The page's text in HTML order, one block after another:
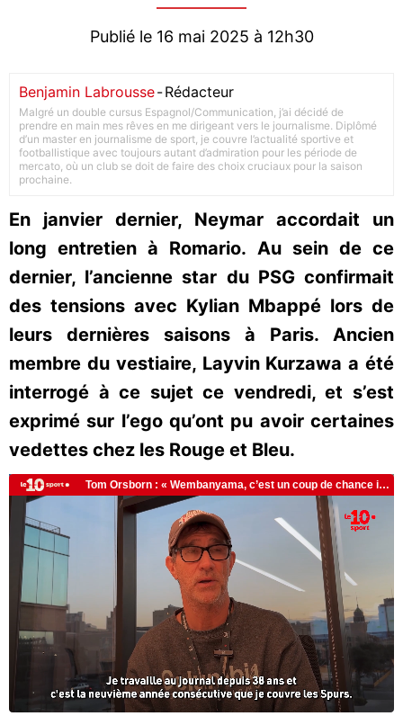
Publié le 16 mai 2025 à 12h30
Benjamin Labrousse-Rédacteur
Malgré un double cursus Espagnol/Communication, j’ai décidé de
prendre en main mes rêves en me dirigeant vers le journalisme. Diplômé
d’un master en journalisme de sport, je couvre l’actualité sportive et
footballistique avec toujours autant d’admiration pour les période de
mercato, où un club se doit de faire des choix cruciaux pour la saison
prochaine.
En janvier dernier, Neymar accordait un
long entretien à Romario. Au sein de ce
dernier, l’ancienne star du PSG confirmait
des tensions avec Kylian Mbappé lors de
leurs dernières saisons à Paris. Ancien
membre du vestiaire, Layvin Kurzawa a été
interrogé à ce sujet ce vendredi, et s’est
exprimé sur l’ego qu’ont pu avoir certaines
vedettes chez les Rouge et Bleu.